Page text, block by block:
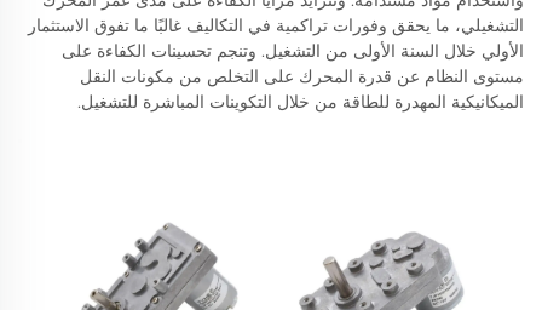
التشغيلي، ما يحقق وفورات تراكمية في التكاليف غالبًا ما تفوق الاستثمار
الأولي خلال السنة الأولى من التشغيل. وتنجم تحسينات الكفاءة على
مستوى النظام عن قدرة المحرك على التخلص من مكونات النقل
الميكانيكية المهدرة للطاقة من خلال التكوينات المباشرة للتشغيل.